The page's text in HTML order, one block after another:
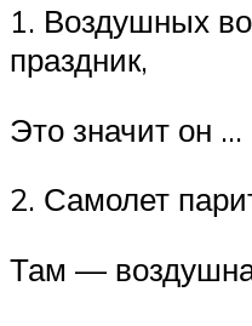
1. Воздушных
праздник,
Это значит он …
2. Самолет
Там —